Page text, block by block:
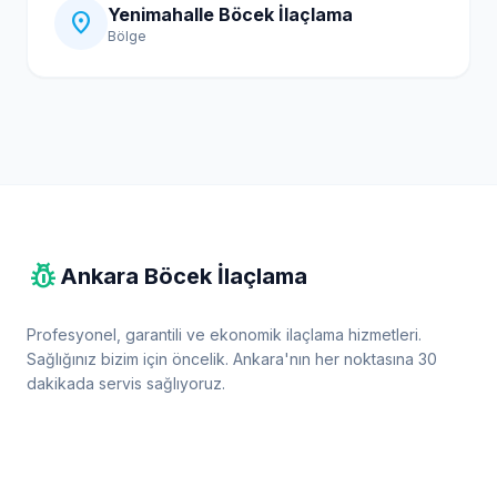
location_on Yenimahalle Böcek İlaçlama
Bölge
pest_control Ankara Böcek İlaçlama
Profesyonel, garantili ve ekonomik ilaçlama hizmetleri.
Sağlığınız bizim için öncelik. Ankara'nın her noktasına 30
dakikada servis sağlıyoruz.